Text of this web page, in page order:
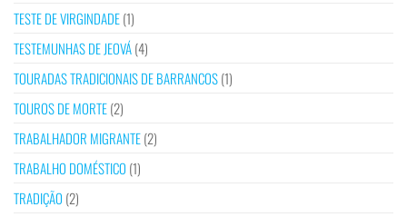
TESTE DE VIRGINDADE(1)
TESTEMUNHAS DE JEOVÁ(4)
TOURADAS TRADICIONAIS DE BARRANCOS(1)
TOUROS DE MORTE(2)
TRABALHADOR MIGRANTE(2)
TRABALHO DOMÉSTICO (1)
TRADIÇÃO (2)